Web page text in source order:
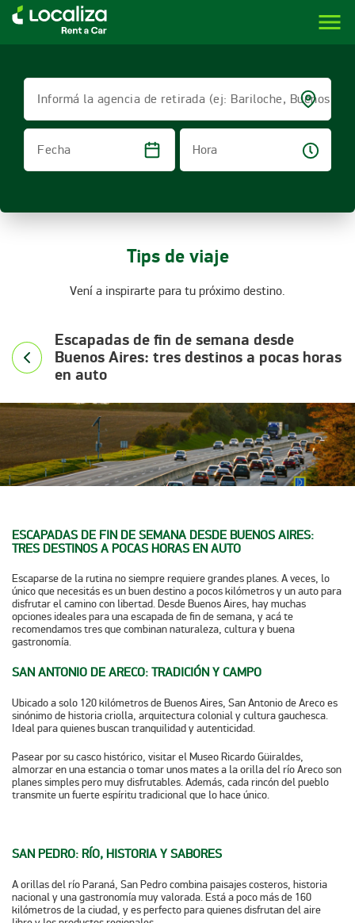
LOCALIZA ALQUILER DE VEHÍCULOS | LOCALIZA menu
Informá la agencia de retirada (ej: Bariloche, Buenos
Fecha
Hora
Tips de viaje
Vení a inspirarte para tu próximo destino.
Escapadas de fin de semana desde
Buenos Aires: tres destinos a pocas horas
en auto
ESCAPADAS DE FIN DE SEMANA DESDE BUENOS AIRES:
TRES DESTINOS A POCAS HORAS EN AUTO
Escaparse de la rutina no siempre requiere grandes planes. A veces, lo
único que necesitás es un buen destino a pocos kilómetros y un auto para
disfrutar el camino con libertad. Desde Buenos Aires, hay muchas
opciones ideales para una escapada de fin de semana, y acá te
recomendamos tres que combinan naturaleza, cultura y buena
gastronomía.
SAN ANTONIO DE ARECO: TRADICIÓN Y CAMPO
Ubicado a solo 120 kilómetros de Buenos Aires, San Antonio de Areco es
sinónimo de historia criolla, arquitectura colonial y cultura gauchesca.
Ideal para quienes buscan tranquilidad y autenticidad.
Pasear por su casco histórico, visitar elMuseo Ricardo Güiraldes,
almorzar en una estancia o tomar unos mates a la orilla del río Areco son
planes simples pero muy disfrutables. Además, cada rincón del pueblo
transmite un fuerte espíritu tradicional que lo hace único.
SAN PEDRO: RÍO, HISTORIA Y SABORES
A orillas del río Paraná, San Pedro combina paisajes costeros, historia
nacional y una gastronomía muy valorada. Está a poco más de 160
kilómetros de la ciudad, y es perfecto para quienes disfrutan del aire